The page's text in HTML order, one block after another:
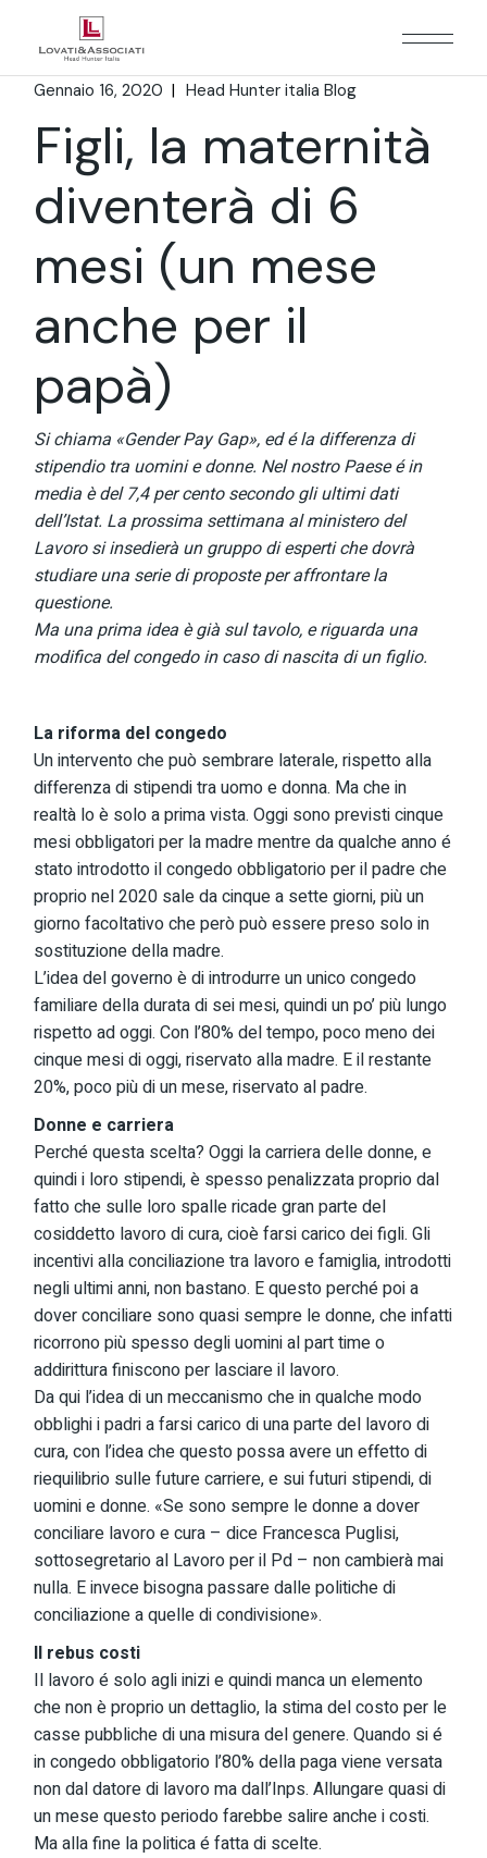
Gennaio 16, 2020 Head Hunter italia Blog
Figli, la maternità
diventerà di 6
mesi (un mese
anche per il
papà)
Si chiama «Gender Pay Gap», ed é la differenza di
stipendio tra uomini e donne. Nel nostro Paese é in
media è del 7,4 per cento secondo gli ultimi dati
dell’Istat. La prossima settimana al ministero del
Lavoro si insedierà un gruppo di esperti che dovrà
studiare una serie di proposte per affrontare la
questione.
Ma una prima idea è già sul tavolo, e riguarda una
modifica del congedo in caso di nascita di un figlio.
La riforma del congedo
Un intervento che può sembrare laterale, rispetto alla
differenza di stipendi tra uomo e donna. Ma che in
realtà lo è solo a prima vista. Oggi sono previsti cinque
mesi obbligatori per la madre mentre da qualche anno é
stato introdotto il congedo obbligatorio per il padre che
proprio nel 2020 sale da cinque a sette giorni, più un
giorno facoltativo che però può essere preso solo in
sostituzione della madre.
L’idea del governo è di introdurre un unico congedo
familiare della durata di sei mesi, quindi un po’ più lungo
rispetto ad oggi. Con l’80% del tempo, poco meno dei
cinque mesi di oggi, riservato alla madre. E il restante
20%, poco più di un mese, riservato al padre.
Donne e carriera
Perché questa scelta? Oggi la carriera delle donne, e
quindi i loro stipendi, è spesso penalizzata proprio dal
fatto che sulle loro spalle ricade gran parte del
cosiddetto lavoro di cura, cioè farsi carico dei figli. Gli
incentivi alla conciliazione tra lavoro e famiglia, introdotti
negli ultimi anni, non bastano. E questo perché poi a
dover conciliare sono quasi sempre le donne, che infatti
ricorrono più spesso degli uomini al part time o
addirittura finiscono per lasciare il lavoro.
Da qui l’idea di un meccanismo che in qualche modo
obblighi i padri a farsi carico di una parte del lavoro di
cura, con l’idea che questo possa avere un effetto di
riequilibrio sulle future carriere, e sui futuri stipendi, di
uomini e donne. «Se sono sempre le donne a dover
conciliare lavoro e cura – dice Francesca Puglisi,
sottosegretario al Lavoro per il Pd – non cambierà mai
nulla. E invece bisogna passare dalle politiche di
conciliazione a quelle di condivisione».
Il rebus costi
Il lavoro é solo agli inizi e quindi manca un elemento
che non è proprio un dettaglio, la stima del costo per le
casse pubbliche di una misura del genere. Quando si é
in congedo obbligatorio l’80% della paga viene versata
non dal datore di lavoro ma dall’Inps. Allungare quasi di
un mese questo periodo farebbe salire anche i costi.
Ma alla fine la politica é fatta di scelte.